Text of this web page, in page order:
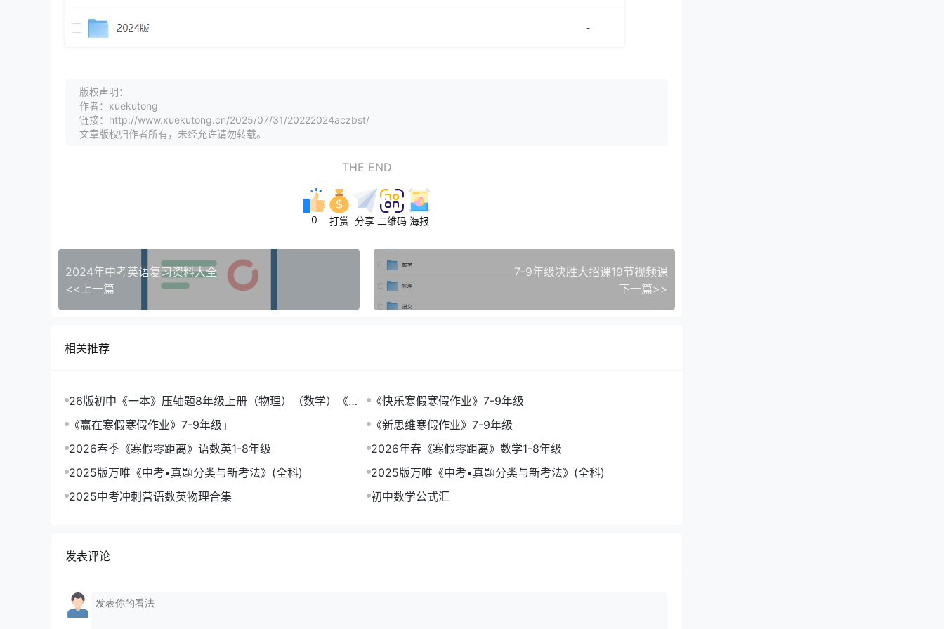
版权声明：
作者：xuekutong
链接：http://www.xuekutong.cn/2025/07/31/20222024aczbst/
文章版权归作者所有，未经允许请勿转载。
THE END
0 打赏 分享 二维码 海报
2024年中考英语复习资料大全
<<上一篇
7-9年级决胜大招课19节视频课
下一篇>>
相关推荐
26版初中《一本》压轴题8年级上册（物理）（数学）《一
本函数》
《快乐寒假寒假作业》7-9年级
《赢在寒假寒假作业》7-9年级」
《新思维寒假作业》7-9年级
2026春季《寒假零距离》语数英1-8年级
2026年春《寒假零距离》数学1-8年级
2025版万唯《中考•真题分类与新考法》(全科)
2025版万唯《中考•真题分类与新考法》(全科)
2025中考冲刺营语数英物理合集
初中数学公式汇
发表评论